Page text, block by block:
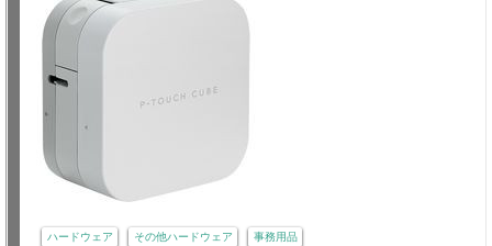
ハードウェア その他ハードウェア 事務用品